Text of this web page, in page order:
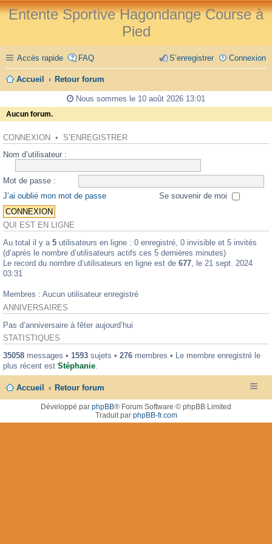
Entente Sportive Hagondange Course à
Pied
Accès rapide FAQ Connexion
S’enregistrer
Accueil Retour forum
Nous sommes le 10 août 2026 13:01
Aucun forum.
CONNEXION • S’ENREGISTRER
Nom d’utilisateur :
Mot de passe :
J’ai oublié mon mot de passe
Se souvenir de moi
QUI EST EN LIGNE
Au total il y a 5 utilisateurs en ligne : 0 enregistré, 0 invisible et 5 invités
(d’après le nombre d’utilisateurs actifs ces 5 dernières minutes)
Le record du nombre d’utilisateurs en ligne est de 677, le 21 sept. 2024
03:31
Membres : Aucun utilisateur enregistré
ANNIVERSAIRES
Pas d’anniversaire à fêter aujourd’hui
STATISTIQUES
35058 messages • 1593 sujets • 276 membres • Le membre enregistré le
plus récent est Stéphanie.
Accueil Retour forum
Développé par phpBB® Forum Software © phpBB Limited
Traduit par phpBB-fr.com